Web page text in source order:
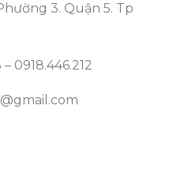
3. Quận 5. Tp
0918.446.212